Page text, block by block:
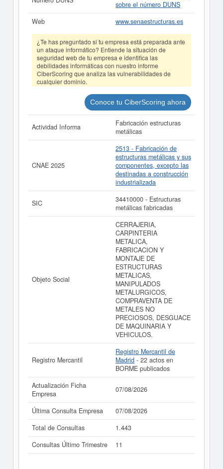
subvenciones puede optar esta empresa y otras
similares, puede hacerlo desde esta misma web.
ESTRUCTURAS METALICAS SENA SLtiene un rango
de capital social de 0 a 3.100 €. Existen 22 actos
publicados en el BORME y en el Registro Mercantil
figura en el apartado de Madrid.
Si está interesado en conocer más datos de la empresa
ESTRUCTURAS METALICAS SENA SL puede
inmediatamente a este Informe ampliadode
ESTRUCTURAS METALICAS SENA SL y consultar los
resultados de sus años de actividad, así como los
balances y cuentas de resultados disponibles.
ESTRUCTURAS METALICAS SENA SL tiene el
distintivo TOP 100.000 EMPRESAS. Este distintivo se
otorga a las principales empresas españolas por
volumen de facturación.
La última actualización del informe de empresa se ha
realizado el 07/08/2026.
sobre el número DUNS
Web
www.senaestructuras.es
¿Te has preguntado si tu empresa está preparada ante
un ataque informático? Entiende la situación de
seguridad web de tu empresa e identifica las
debilidades informáticas con nuestro informe
CiberScoring que analiza las vulnerabilidades de
cualquier dominio.
Conoce tu CiberScoring ahora
Actividad Informa
Fabricación estructuras
metálicas
CNAE 2025
2513 - Fabricación de
estructuras metálicas y sus
componentes, excepto las
destinadas a construcción
industrializada
SIC
34410000 - Estructuras
metálicas fabricadas
Objeto Social
CERRAJERIA,
CARPINTERIA
METALICA,
FABRICACION Y
MONTAJE DE
ESTRUCTURAS
METALICAS,
MANIPULADOS
METALURGICOS,
COMPRAVENTA DE
METALES NO
PRECIOSOS, DESGUACE
DE MAQUINARIA Y
VEHICULOS.
Registro Mercantil
Registro Mercantil de
Madrid - 22 actos en
BORME publicados
Actualización Ficha
Empresa
07/08/2026
Última Consulta Empresa
07/08/2026
Total de Consultas
1.443
Consultas Último Trimestre
11